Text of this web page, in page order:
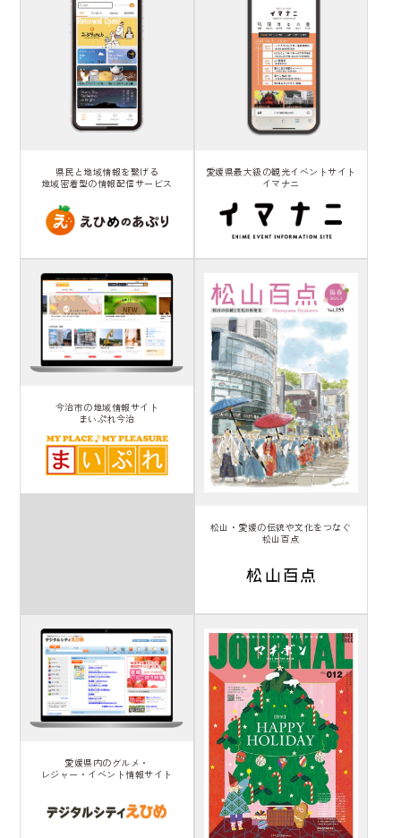
県民と地域情報を繋げる
地域密着型の情報配信サービス
愛媛県最大級の観光イベントサイト
イマナニ
今治市の地域情報サイト
まいぷれ今治
松山・愛媛の伝統や文化をつなぐ
松山百点
愛媛県内のグルメ・
レジャー・イベント情報サイト